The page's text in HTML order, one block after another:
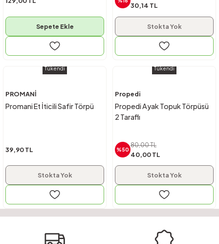
Sepete Ekle
30,14 TL
Stokta Yok
Tükendi
PROMANİ
Promani Et İticili Safir Törpü
39,90 TL
Stokta Yok
Tükendi
Propedi
Propedi Ayak Topuk Törpüsü
2 Taraflı
%50
80,00 TL
40,00 TL
Stokta Yok